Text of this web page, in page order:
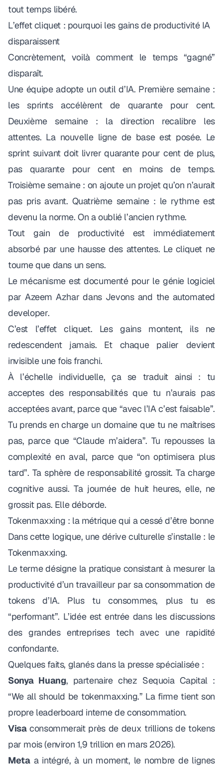
tout temps libéré.
L’effet cliquet : pourquoi les gains de productivité IA
disparaissent
Concrètement, voilà comment le temps “gagné”
disparaît.
Une équipe adopte un outil d’IA. Première semaine :
les sprints accélèrent de quarante pour cent.
Deuxième semaine : la direction recalibre les
attentes. La nouvelle ligne de base est posée. Le
sprint suivant doit livrer quarante pour cent de plus,
pas quarante pour cent en moins de temps.
Troisième semaine : on ajoute un projet qu’on n’aurait
pas pris avant. Quatrième semaine : le rythme est
devenu la norme. On a oublié l’ancien rythme.
Tout gain de productivité est immédiatement
absorbé par une hausse des attentes. Le cliquet ne
tourne que dans un sens.
Le mécanisme est documenté pour le génie logiciel
par Azeem Azhar dans Jevons and the automated
developer.
C’est l’effet cliquet. Les gains montent, ils ne
redescendent jamais. Et chaque palier devient
invisible une fois franchi.
À l’échelle individuelle, ça se traduit ainsi : tu
acceptes des responsabilités que tu n’aurais pas
acceptées avant, parce que “avec l’IA c’est faisable”.
Tu prends en charge un domaine que tu ne maîtrises
pas, parce que “Claude m’aidera”. Tu repousses la
complexité en aval, parce que “on optimisera plus
tard”. Ta sphère de responsabilité grossit. Ta charge
cognitive aussi. Ta journée de huit heures, elle, ne
grossit pas. Elle déborde.
Tokenmaxxing : la métrique qui a cessé d’être bonne
Dans cette logique, une dérive culturelle s’installe : le
Tokenmaxxing.
Le terme désigne la pratique consistant à mesurer la
productivité d’un travailleur par sa consommation de
tokens d’IA. Plus tu consommes, plus tu es
“performant”. L’idée est entrée dans les discussions
des grandes entreprises tech avec une rapidité
confondante.
Quelques faits, glanés dans la presse spécialisée :
Sonya Huang, partenaire chez Sequoia Capital:
“We all should be tokenmaxxing.” La firme tient son
propre leaderboard interne de consommation.
Visaconsommerait près de deux trillions de tokens
par mois (environ 1,9 trillion en mars 2026).
Metaa intégré, à un moment, le nombre de lignes